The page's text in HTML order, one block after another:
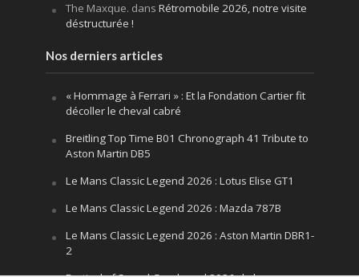
The Maxque. dans Rétromobile 2026, notre visite
déstructurée !
Nos derniers articles
« Hommage à Ferrari » : Et la Fondation Cartier fit
décoller le cheval cabré
Breitling Top Time B01 Chronograph 41 Tribute to
Aston Martin DB5
Le Mans Classic Legend 2026 : Lotus Elise GT1
Le Mans Classic Legend 2026 : Mazda 787B
Le Mans Classic Legend 2026 : Aston Martin DBR1-
2